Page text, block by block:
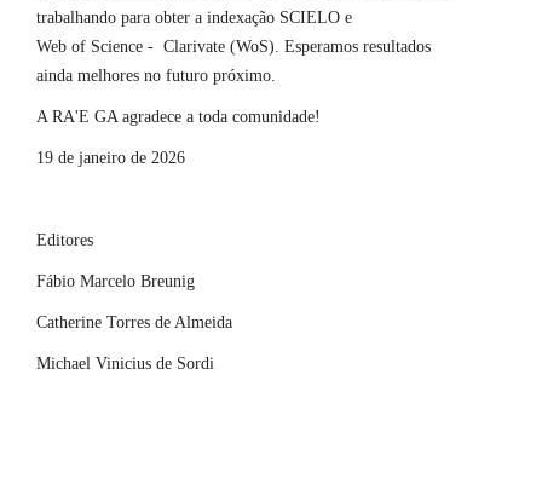
trabalhando para obter a indexação SCIELO e
Web of Science - Clarivate (WoS). Esperamos resultados
ainda melhores no futuro próximo.
A RA'E GA agradece a toda comunidade!
19 de janeiro de 2026
Editores
Fábio Marcelo Breunig
Catherine Torres de Almeida
Michael Vinicius de Sordi